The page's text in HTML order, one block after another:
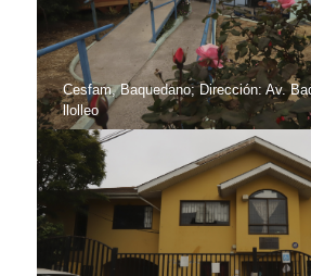
Cesfam, Baquedano; Dirección: Av.
llolleo